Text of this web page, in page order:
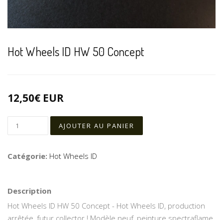
Hot Wheels ID HW 50 Concept
12,50€ EUR
Catégorie: Hot Wheels ID
Description
Hot Wheels ID HW 50 Concept - Hot Wheels ID, production
arrêtée, futur collector ! Modèle neuf, peinture spectraflame